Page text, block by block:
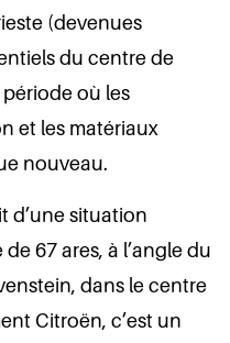
(devenues
du centre de
où les
et les matériaux
nouveau.
d’une situation
67 ares, à l’angle du
dans le centre
Citroën, c’est un